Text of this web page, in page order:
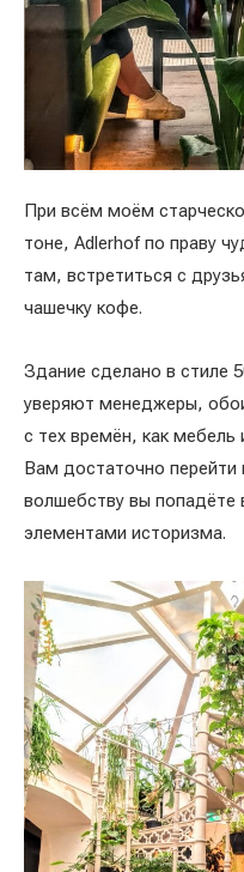
При всём моём
тоне, Adlerhof по праву
там, встретиться с
чашечку кофе.
Здание сделано в стиле
уверяют менеджеры,
с тех времён, как мебель
Вам достаточно перейти
волшебству вы попадёте
элементами историзма.